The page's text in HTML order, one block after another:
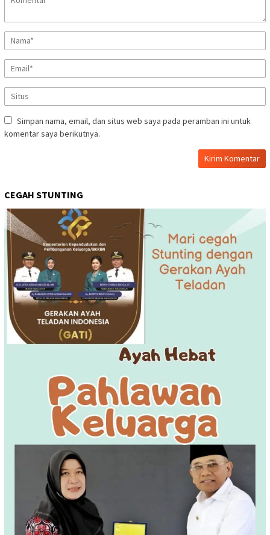
Simpan nama, email, dan situs web saya pada peramban ini untuk
komentar saya berikutnya.
CEGAH STUNTING